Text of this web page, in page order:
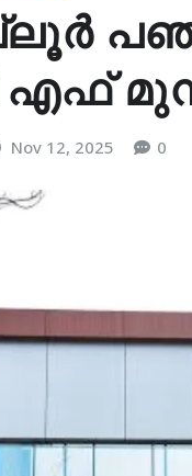
Nov 12, 2025 0